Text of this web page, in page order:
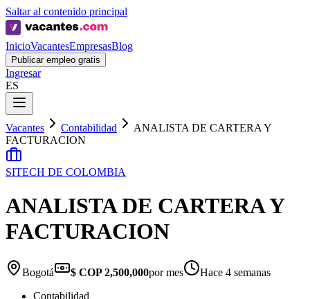
Saltar al contenido principal
InicioVacantesEmpresasBlog
Publicar empleo gratis
Ingresar
ES
Vacantes Contabilidad
ANALISTA DE CARTERA Y
FACTURACION
SITECH DE COLOMBIA
ANALISTA DE CARTERA Y
FACTURACION
Bogotá $ COP 2,500,000por mes
Hace 4 semanas
Contabilidad